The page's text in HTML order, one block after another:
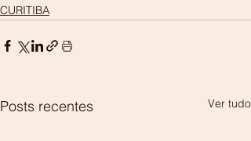
CURITIBA
Posts recentes Ver tudo